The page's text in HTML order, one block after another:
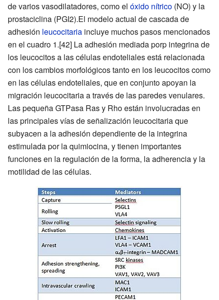
de varios vasodilatadores, como el óxido nítrico (NO) y la
prostaciclina (PGI2).El modelo actual de cascada de
adhesión leucocitaria incluye muchos pasos mencionados
en el cuadro 1.[42] La adhesión mediada porp integrina de
los leucocitos a las células endoteliales está relacionada
con los cambios morfológicos tanto en los leucocitos como
en las células endoteliales, que en conjunto apoyan la
migración leucocitaria a través de las paredes venulares.
Las pequeña GTPasa Ras y Rho están involucradas en
las principales vías de señalización leucocitaria que
subyacen a la adhesión dependiente de la integrina
estimulada por la quimiocina, y tienen importantes
funciones en la regulación de la forma, la adherencia y la
motilidad de las células.